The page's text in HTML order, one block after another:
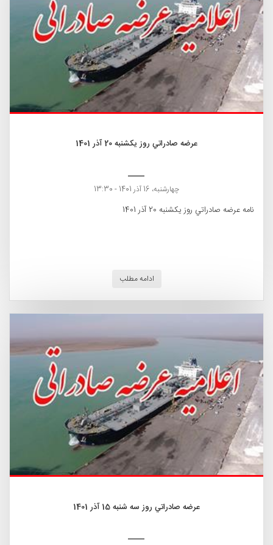
عرضه صادراتي روز یکشنبه 20 آذر 1401
چهارشنبه، 16 آذر 1401 - 13:30
نامه عرضه صادراتي روز یکشنبه 20 آذر 1401
ادامه مطلب
عرضه صادراتي روز سه شنبه 15 آذر 1401